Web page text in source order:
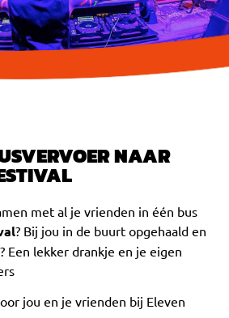
NAAR
met al je vrienden in één bus
? Bij jou in de buurt opgehaald en
Een lekker drankje en je eigen
jou en je vrienden bij Eleven